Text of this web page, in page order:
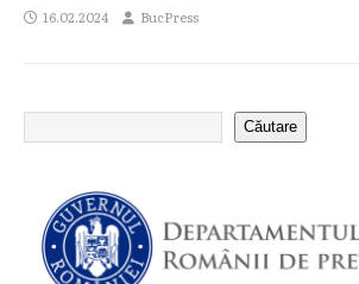
16.02.2024 BucPress
Căutare